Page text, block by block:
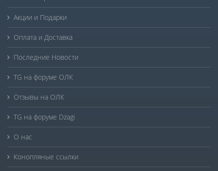
Акции и Подарки
Оплата и Доставка
Последние Новости
TG на форуме ОЛК
Отзывы на ОЛК
TG на форуме Dzagi
О нас
Конопляные ссылки